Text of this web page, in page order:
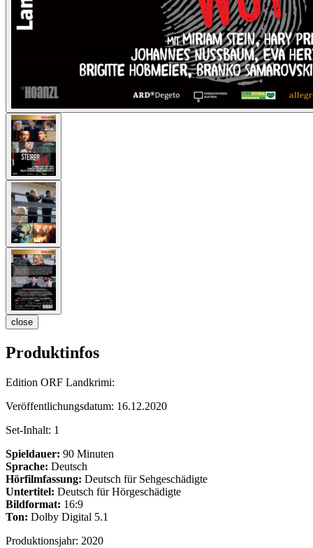
close
Produktinfos
Edition ORF Landkrimi:
Veröffentlichungsdatum: 16.12.2020
Set-Inhalt: 1
Spieldauer: 90 Minuten
Sprache: Deutsch
Hörfilmfassung: Deutsch für Sehgeschädigte
Untertitel: Deutsch für Hörgeschädigte
Bildformat: 16:9
Ton: Dolby Digital 5.1
Produktionsjahr: 2020